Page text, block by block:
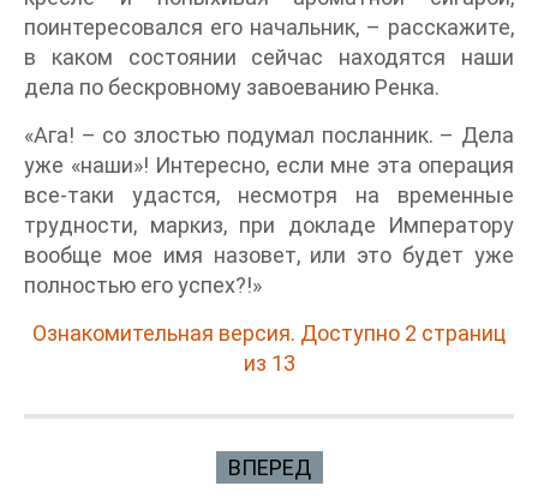
поинтересовался его начальник, – расскажите,
в каком состоянии сейчас находятся наши
дела по бескровному завоеванию Ренка.
«Ага! – со злостью подумал посланник. – Дела
уже «наши»! Интересно, если мне эта операция
все-таки удастся, несмотря на временные
трудности, маркиз, при докладе Императору
вообще мое имя назовет, или это будет уже
полностью его успех?!»
Ознакомительная версия. Доступно 2 страниц
из 13
ВПЕРЕД